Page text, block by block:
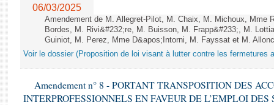
Questions écrites et orales
Comptes rendus des débats
06/03/2025
Amendement de M. Allegret-Pilot, M. Chaix, M. Michoux, Mme
Bordes, M. Rivi&#232;re, M. Buisson, M. Frapp&#233;, M.
Guiniot, M. Perez, Mme D&apos;Intorni, M. Fayssat et M.
Voir le dossier (Proposition de loi visant à lutter contre les fermetures
Amendement n° 8 - PORTANT TRANSPOSITION DES
INTERPROFESSIONNELS EN FAVEUR DE L’EMPLOI